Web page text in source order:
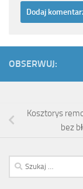
OBSERWUJ:
Kosztorys
bez
Szukaj: